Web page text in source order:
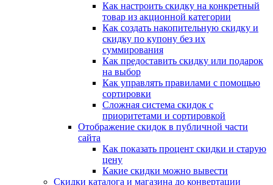
Как настроить скидку на конкретный
товар из акционной категории
Как создать накопительную скидку и
скидку по купону без их
суммирования
Как предоставить скидку или подарок
на выбор
Как управлять правилами с помощью
сортировки
Сложная система скидок с
приоритетами и сортировкой
Отображение скидок в публичной части
сайта
Как показать процент скидки и старую
цену
Какие скидки можно вывести
Скидки каталога и магазина до конвертации